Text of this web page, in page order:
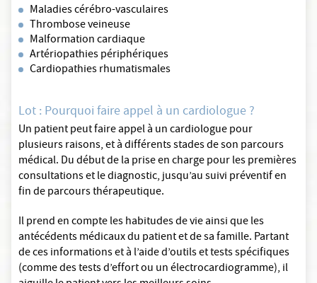
Maladies cérébro-vasculaires
Thrombose veineuse
Malformation cardiaque
Artériopathies périphériques
Cardiopathies rhumatismales
Lot : Pourquoi faire appel à un cardiologue ?
Un patient peut faire appel à un cardiologue pour
plusieurs raisons, et à différents stades de son parcours
médical. Du début de la prise en charge pour les premières
consultations et le diagnostic, jusqu’au suivi préventif en
fin de parcours thérapeutique.
Il prend en compte les habitudes de vie ainsi que les
antécédents médicaux du patient et de sa famille. Partant
de ces informations et à l’aide d’outils et tests spécifiques
(comme des tests d’effort ou un électrocardiogramme), il